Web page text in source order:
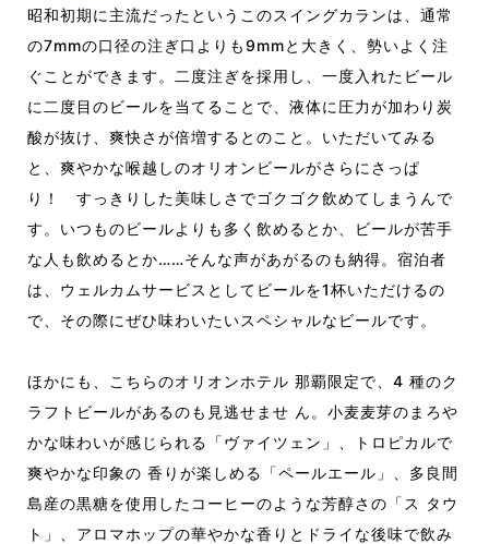
昭和初期に主流だったというこのスイングカランは、通常
の7mmの口径の注ぎ口よりも9mmと大きく、勢いよく注
ぐことができます。二度注ぎを採用し、一度入れたビール
に二度目のビールを当てることで、液体に圧力が加わり炭
酸が抜け、爽快さが倍増するとのこと。いただいてみる
と、爽やかな喉越しのオリオンビールがさらにさっぱ
り！ すっきりした美味しさでゴクゴク飲めてしまうんで
す。いつものビールよりも多く飲めるとか、ビールが苦手
な人も飲めるとか……そんな声があがるのも納得。宿泊者
は、ウェルカムサービスとしてビールを1杯いただけるの
で、その際にぜひ味わいたいスペシャルなビールです。
ほかにも、こちらのオリオンホテル 那覇限定で、4 種のク
ラフトビールがあるのも見逃せませ ん。小麦麦芽のまろや
かな味わいが感じられる「ヴァイツェン」、トロピカルで
爽やかな印象の 香りが楽しめる「ペールエール」、多良間
島産の黒糖を使用したコーヒーのような芳醇さの「ス タウ
ト」、アロマホップの華やかな香りとドライな後味で飲み